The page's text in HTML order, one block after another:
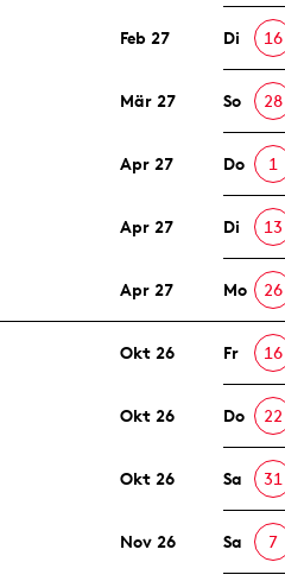
Feb 27 Di 16
Mär 27 So 28
Apr 27 Do 1
Apr 27 Di 13
Apr 27 Mo 26
Okt 26 Fr 16
Okt 26 Do 22
Okt 26 Sa 31
Nov 26 Sa 7